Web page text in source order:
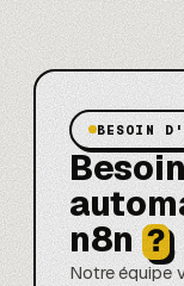
BESOIN
n8n ?
Notre équipe